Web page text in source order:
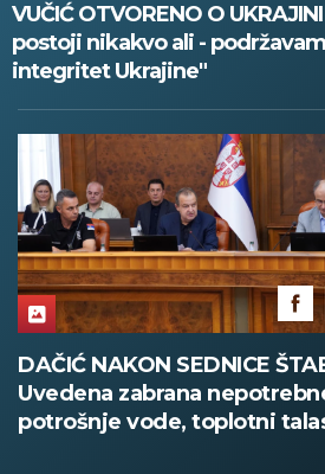
VUČIĆ OTVORENO O
postoji nikakvo ali -
integritet Ukrajine"
DAČIĆ NAKON SEDNICE
Uvedena zabrana
potrošnje vode, toplotni